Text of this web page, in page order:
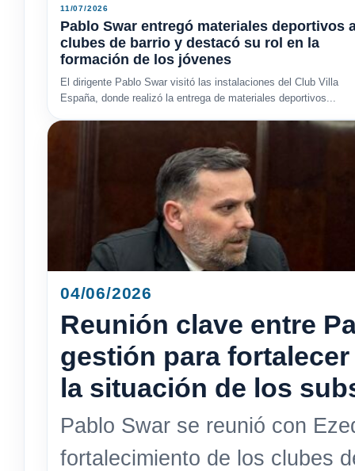
11/07/2026
Pablo Swar entregó materiales deportivos
clubes de barrio y destacó su rol en la
formación de los jóvenes
El dirigente Pablo Swar visitó las instalaciones del Club Villa
España, donde realizó la entrega de materiales deportivos...
04/06/2026
Reunión clave entre
gestión para
la situación de los
Pablo Swar se reunió con
fortalecimiento de los clubes